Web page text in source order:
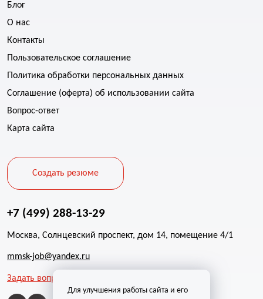
Блог
О нас
Контакты
Пользовательское соглашение
Политика обработки персональных данных
Соглашение (оферта) об использовании сайта
Вопрос-ответ
Карта сайта
Создать резюме
+7 (499) 288-13-29
Москва, Солнцевский проспект, дом 14, помещение 4/1
mmsk-job@yandex.ru
Задать вопрос
Для улучшения работы сайта и его